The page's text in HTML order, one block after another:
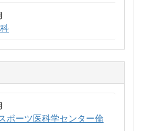
ポーツ医科学センター倫